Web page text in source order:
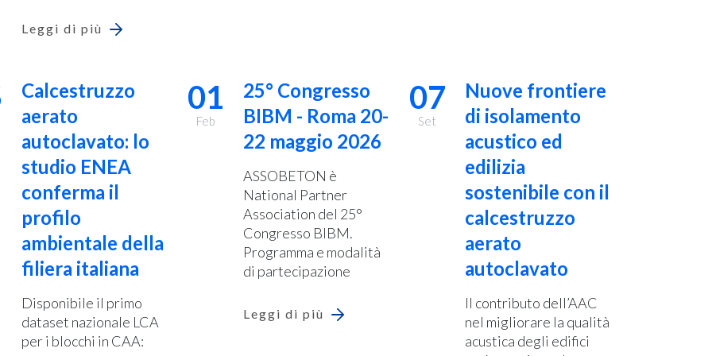
Leggi di più
Calcestruzzo
aerato
autoclavato: lo
studio ENEA
conferma il
profilo
ambientale della
filiera italiana
Disponibile il primo
dataset nazionale LCA
per i blocchi in CAA:
01
Feb
25° Congresso
BIBM - Roma 20-
22 maggio 2026
ASSOBETON è
National Partner
Association del 25°
Congresso BIBM.
Programma e modalità
di partecipazione
Leggi di più
07
Set
Nuove frontiere
di isolamento
acustico ed
edilizia
sostenibile con il
calcestruzzo
aerato
autoclavato
Il contributo dell’AAC
nel migliorare la qualità
acustica degli edifici